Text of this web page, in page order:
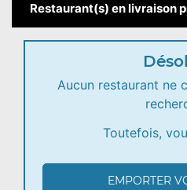
Restaurant(s) en livraison
Aucun restaurant ne
Toutefois,
EMPORTER